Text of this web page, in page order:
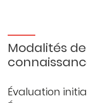
Modalités
Évaluation